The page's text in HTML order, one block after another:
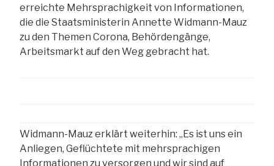
erreichte Mehrsprachigkeit von Informationen,
die die Staatsministerin Annette Widmann-Mauz
zu den Themen Corona, Behördengänge,
Arbeitsmarkt auf den Weg gebracht hat.
Widmann-Mauz erklärt weiterhin: „Es ist uns ein
Anliegen, Geflüchtete mit mehrsprachigen
Informationen zu versorgen und wir sind auf